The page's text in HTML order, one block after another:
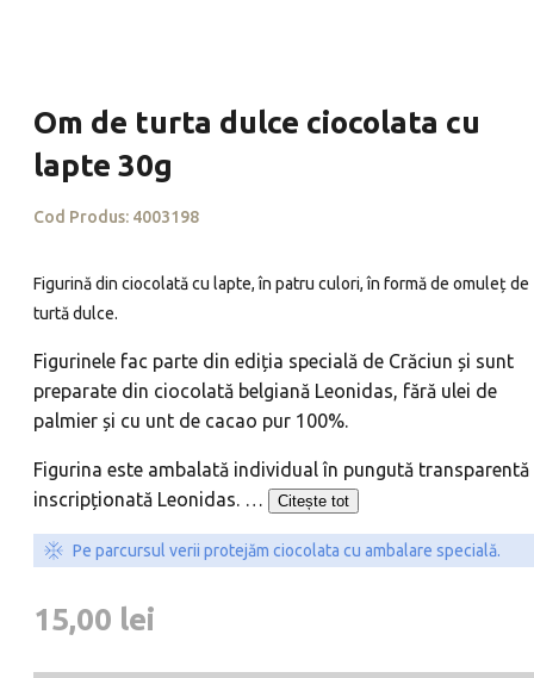
Om de turta dulce ciocolata cu
lapte 30g
Cod Produs: 4003198
Figurină din ciocolată cu lapte, în patru culori, în formă de omuleț de
turtă dulce.
Figurinele fac parte din ediția specială de Crăciun și sunt
preparate din ciocolată belgiană Leonidas, fără ulei de
palmier și cu unt de cacao pur 100%.
Figurina este ambalată individual în pungută transparentă
inscripționată Leonidas. … Citește tot
Pe parcursul verii protejăm ciocolata cu ambalare specială.
15,00 lei